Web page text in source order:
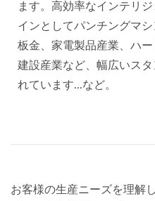
ます。高効率なインテリ
インとしてパンチングマ
板金、家電製品産業、ハー
建設産業など、幅広いス
れています...など。
お客様の生産ニーズを理解